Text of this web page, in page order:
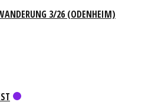
3/26 (ODENHEIM)